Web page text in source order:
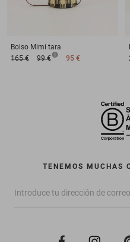
Bolso Mimi tara
165 €
99 € 95 €
TENEMOS MUCHAS